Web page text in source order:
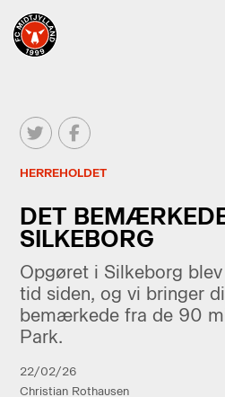
HERREHOLDET
DET
SILKEBORG
Opgøret i Silkeborg
tid siden, og vi bringer
bemærkede fra de 90
Park.
22/02/26
Christian Rothausen